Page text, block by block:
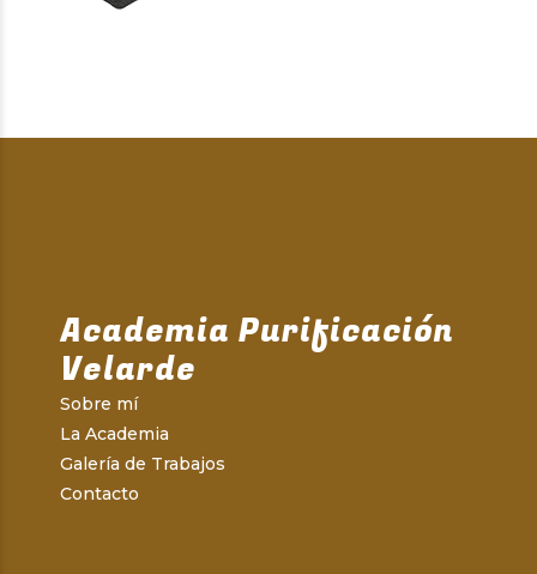
Academia Purificación
Velarde
Sobre mí
La Academia
Galería de Trabajos
Contacto